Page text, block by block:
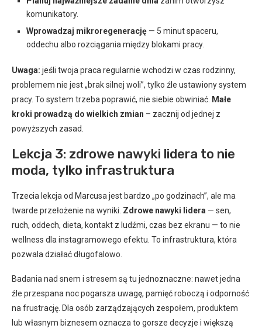
komunikatory.
Wprowadzaj mikroregenerację — 5 minut spaceru,
oddechu albo rozciągania między blokami pracy.
Uwaga: jeśli twoja praca regularnie wchodzi w czas rodzinny,
problemem nie jest „brak silnej woli”, tylko źle ustawiony system
pracy. To system trzeba poprawić, nie siebie obwiniać. Małe
kroki prowadzą do wielkich zmian – zacznij od jednej z
powyższych zasad.
Lekcja 3: zdrowe nawyki lidera to nie
moda, tylko infrastruktura
Trzecia lekcja od Marcusa jest bardzo „po godzinach”, ale ma
twarde przełożenie na wyniki. Zdrowe nawyki lidera — sen,
ruch, oddech, dieta, kontakt z ludźmi, czas bez ekranu — to nie
wellness dla instagramowego efektu. To infrastruktura, która
pozwala działać długofalowo.
Badania nad snem i stresem są tu jednoznaczne: nawet jedna
źle przespana noc pogarsza uwagę, pamięć roboczą i odporność
na frustrację. Dla osób zarządzających zespołem, produktem
lub własnym biznesem oznacza to gorsze decyzje i większą